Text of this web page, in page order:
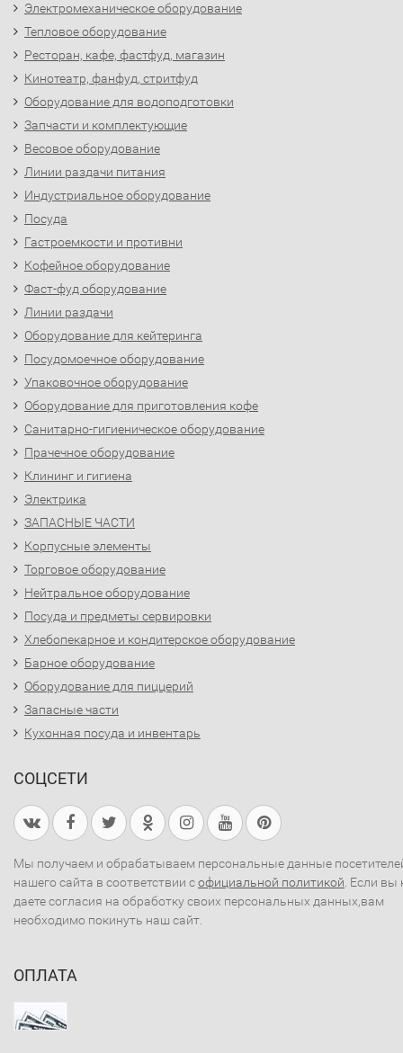
Электромеханическое оборудование
Тепловое оборудование
Ресторан, кафе, фастфуд, магазин
Кинотеатр, фанфуд, стритфуд
Оборудование для водоподготовки
Запчасти и комплектующие
Весовое оборудование
Линии раздачи питания
Индустриальное оборудование
Посуда
Гастроемкости и противни
Кофейное оборудование
Фаст-фуд оборудование
Линии раздачи
Оборудование для кейтеринга
Посудомоечное оборудование
Упаковочное оборудование
Оборудование для приготовления кофе
Санитарно-гигиеническое оборудование
Прачечное оборудование
Клининг и гигиена
Электрика
ЗАПАСНЫЕ ЧАСТИ
Корпусные элементы
Торговое оборудование
Нейтральное оборудование
Посуда и предметы сервировки
Хлебопекарное и кондитерское оборудование
Барное оборудование
Оборудование для пиццерий
Запасные части
Кухонная посуда и инвентарь
СОЦСЕТИ
Мы получаем и обрабатываем персональные данные
нашего сайта в соответствии софициальной политикой. Если вы
даете согласия на обработку своих персональных данных,вам
необходимо покинуть наш сайт.
ОПЛАТА